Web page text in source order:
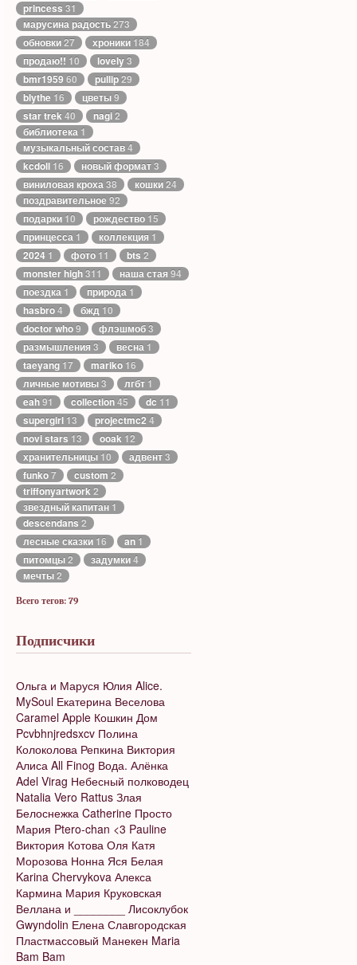
princess 31
марусина радость273
обновки27 хроники 184
продаю!! 10 lovely3
bmr1959 60 pullip29
blythe 16 цветы9
star trek40 nagi2
библиотека 1
музыкальный состав4
kcdoll 16 новый формат3
виниловая кроха38 кошки24
поздравительное92
подарки 10 рождество 15
принцесса 1 коллекция 1
2024 1 фото 11 bts 2
monster high311 наша стая94
поездка 1 природа 1
hasbro4 бжд 10
doctor who9 флэшмоб3
размышления3 весна 1
taeyang 17 mariko 16
личные мотивы3 лгбт 1
eah91 collection45 dc 11
supergirl 13 projectmc2 4
novi stars 13 ooak 12
хранительницы 10 адвент3
funko7 custom 2
triffonyartwork2
звездный капитан 1
descendans 2
лесные сказки 16 an 1
питомцы2 задумки4
мечты2
Всего тегов: 79
Подписчики
Ольга и Маруся Юлия Alice.
MySoul Екатерина Веселова
Caramel Apple Кошкин Дом
Pcvbhnjredsxcv Полина
Колоколова Репкина Виктория
Алиса All Finog Вода. Алёнка
Adel Virag Небесный полководец
Natalia Vero Rattus Злая
Белоснежка Catherine Просто
Мария Ptero-chan <3 Pauline
Виктория Котова Оля Катя
Морозова Нонна Яся Белая
Karina Chervykova Алекса
Кармина Мария Круковская
Веллана и ________
Лисоклубок
Gwyndolin Елена Славгородская
Пластмассовый Манекен Maria
Bam Bam